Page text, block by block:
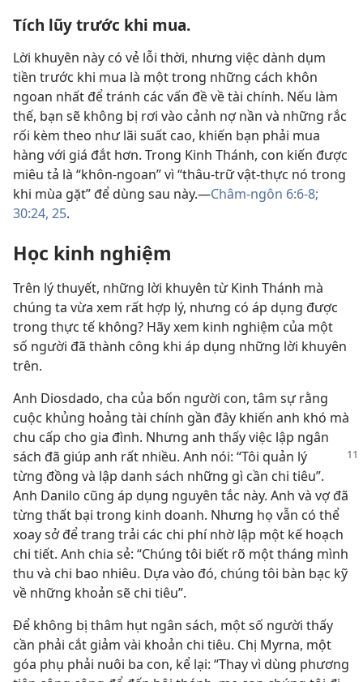
Tích lũy trước khi mua.
Lời khuyên này có vẻ lỗi thời, nhưng việc dành dụm
tiền trước khi mua là một trong những cách khôn
ngoan nhất để tránh các vấn đề về tài chính. Nếu làm
thế, bạn sẽ không bị rơi vào cảnh nợ nần và những rắc
rối kèm theo như lãi suất cao, khiến bạn phải mua
hàng với giá đắt hơn. Trong Kinh Thánh, con kiến được
miêu tả là “khôn-ngoan” vì “thâu-trữ vật-thực nó trong
khi mùa gặt” để dùng sau này.—Châm-ngôn 6:6-8;
30:24, 25.
Học kinh nghiệm
Trên lý thuyết, những lời khuyên từ Kinh Thánh mà
chúng ta vừa xem rất hợp lý, nhưng có áp dụng được
trong thực tế không? Hãy xem kinh nghiệm của một
số người đã thành công khi áp dụng những lời khuyên
trên.
Anh Diosdado, cha của bốn người con, tâm sự rằng
cuộc khủng hoảng tài chính gần đây khiến anh khó mà
chu cấp cho gia đình. Nhưng anh thấy việc lập ngân
sách đã giúp anh rất nhiều. Anh nói: “Tôi quản lý
từng đồng và lập danh sách những gì cần chi tiêu”.
Anh Danilo cũng áp dụng nguyên tắc này. Anh và vợ đã
từng thất bại trong kinh doanh. Nhưng họ vẫn có thể
xoay sở để trang trải các chi phí nhờ lập một kế hoạch
chi tiết. Anh chia sẻ: “Chúng tôi biết rõ một tháng mình
thu và chi bao nhiêu. Dựa vào đó, chúng tôi bàn bạc kỹ
về những khoản sẽ chi tiêu”.
Để không bị thâm hụt ngân sách, một số người thấy
cần phải cắt giảm vài khoản chi tiêu. Chị Myrna, một
góa phụ phải nuôi ba con, kể lại: “Thay vì dùng phương